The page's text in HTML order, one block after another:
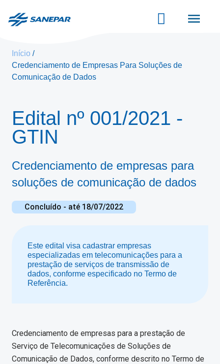
conteúdo
Início
Credenciamento de Empresas Para Soluções de
Comunicação de Dados
Edital nº 001/2021 -
GTIN
Credenciamento de empresas para
soluções de comunicação de dados
Concluído - até 18/07/2022
Este edital visa cadastrar empresas
especializadas em telecomunicações para a
prestação de serviços de transmissão de
dados, conforme especificado no Termo de
Referência.
Credenciamento de empresas para a prestação de
Serviço de Telecomunicações de Soluções de
Comunicação de Dados, conforme descrito no Termo de